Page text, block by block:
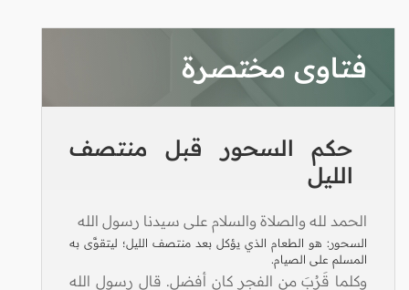
فتاوى مختصرة
حكم السحور قبل منتصف
الليل
الحمد لله والصلاة والسلام على سيدنا رسول الله
السحور: هو الطعام الذي يؤكل بعد منتصف الليل؛ ليتقوَّى به
المسلم على الصيام.
وكلما قَرُبَ من الفجر كان أفضل. قال رسول الله